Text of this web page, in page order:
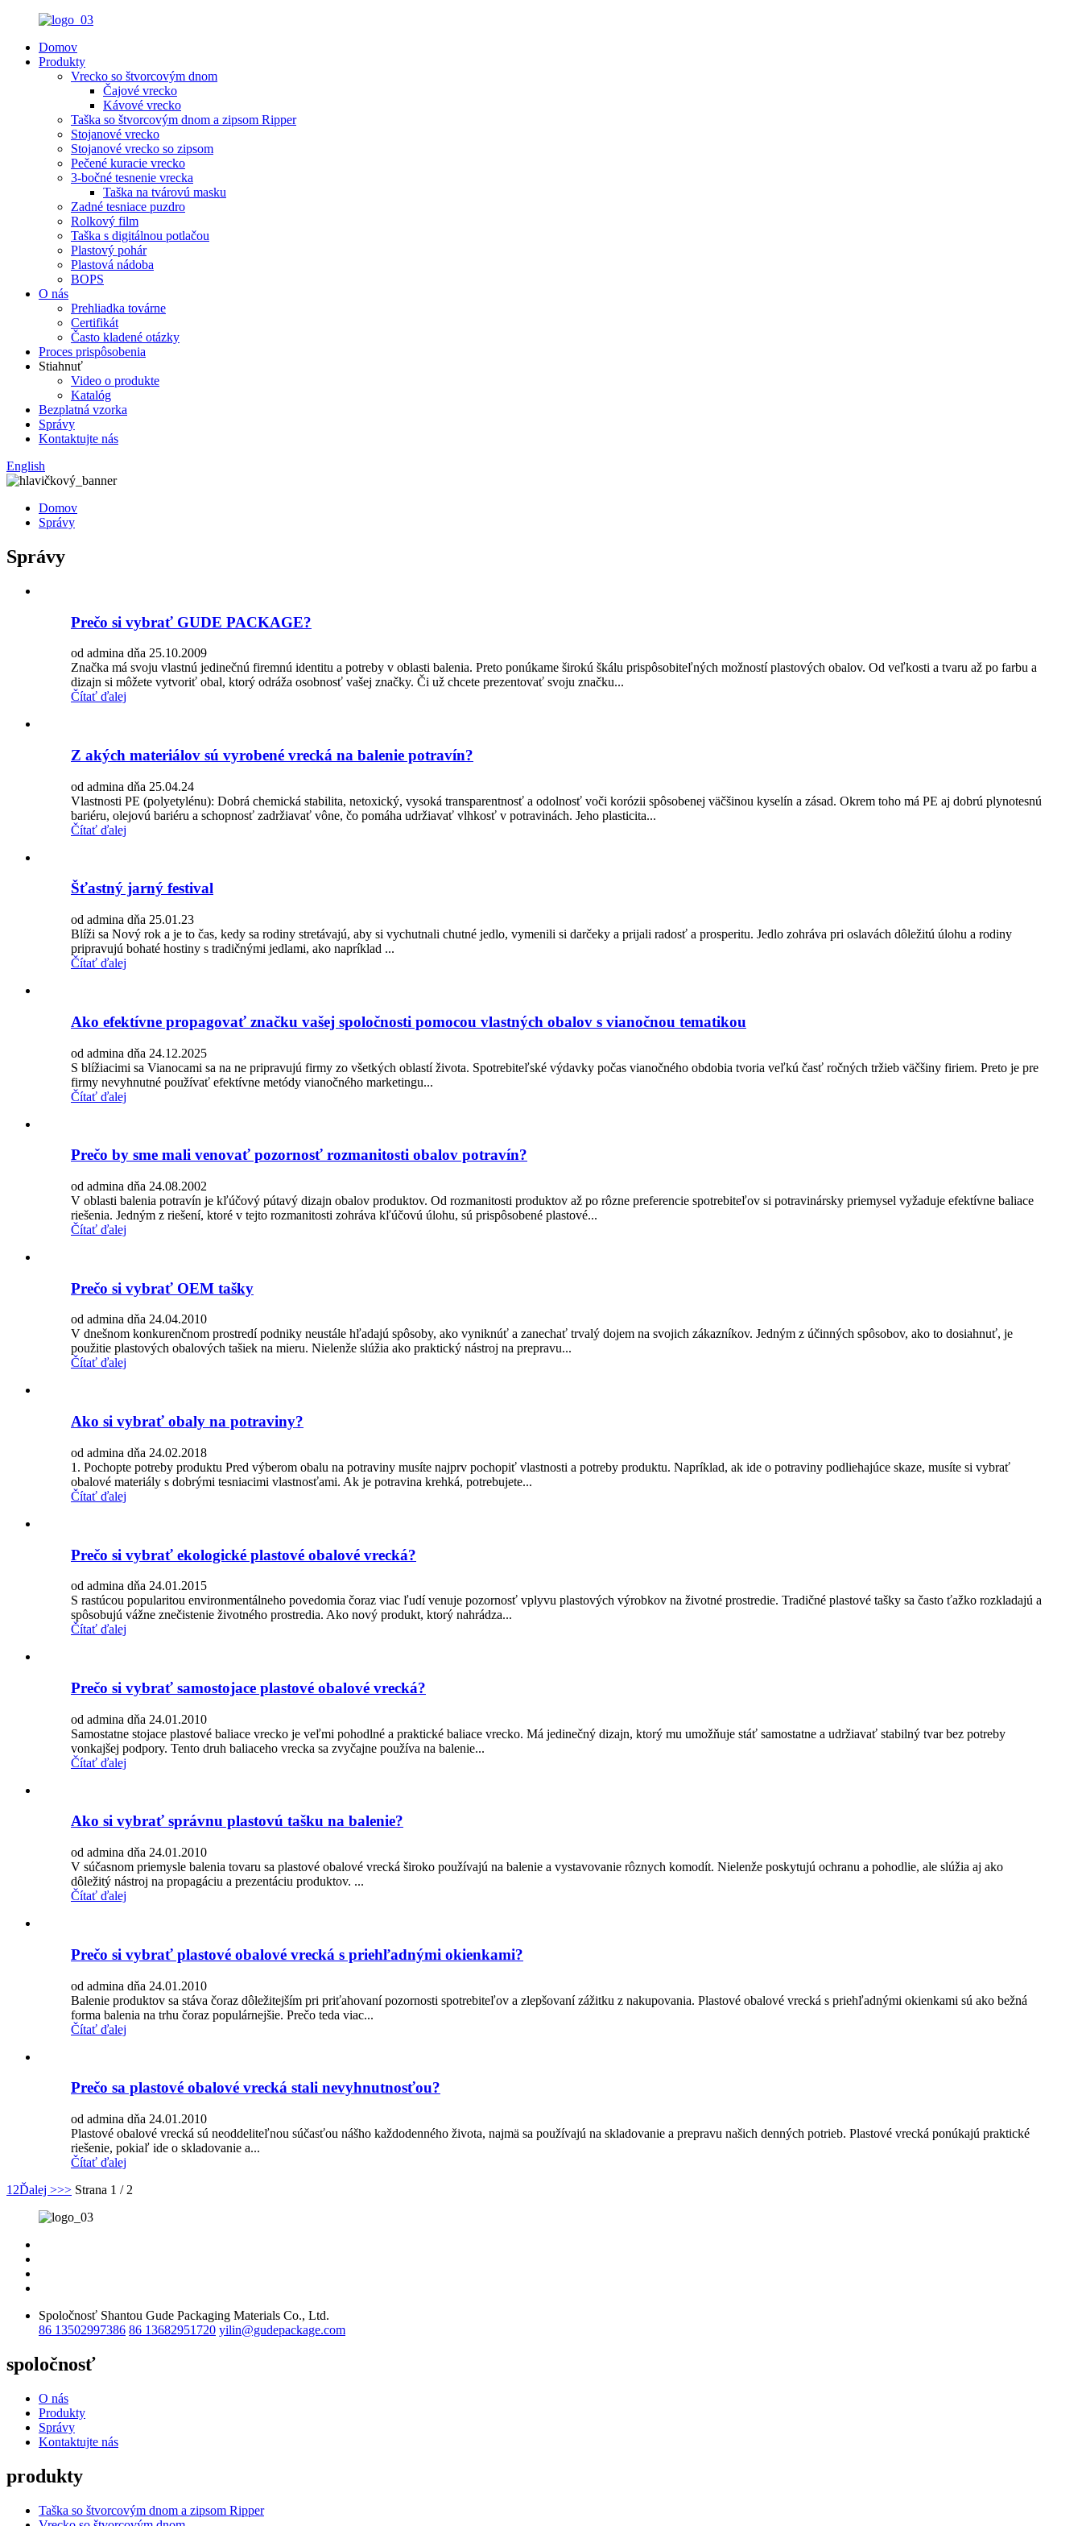
Domov
Produkty
Vrecko so štvorcovým dnom
Čajové vrecko
Kávové vrecko
Taška so štvorcovým dnom a zipsom Ripper
Stojanové vrecko
Stojanové vrecko so zipsom
Pečené kuracie vrecko
3-bočné tesnenie vrecka
Taška na tvárovú masku
Zadné tesniace puzdro
Rolkový film
Taška s digitálnou potlačou
Plastový pohár
Plastová nádoba
BOPS
O nás
Prehliadka továrne
Certifikát
Často kladené otázky
Proces prispôsobenia
Stiahnuť
Video o produkte
Katalóg
Bezplatná vzorka
Správy
Kontaktujte nás
English
Domov
Správy
Správy
Prečo si vybrať GUDE PACKAGE?
od admina dňa 25.10.2009
Značka má svoju vlastnú jedinečnú firemnú identitu a potreby v oblasti balenia. Preto ponúkame širokú škálu prispôsobiteľných možností plastových obalov. Od veľkosti a tvaru až po farbu a
dizajn si môžete vytvoriť obal, ktorý odráža osobnosť vašej značky. Či už chcete prezentovať svoju značku...
Čítať ďalej
Z akých materiálov sú vyrobené vrecká na balenie potravín?
od admina dňa 25.04.24
Vlastnosti PE (polyetylénu): Dobrá chemická stabilita, netoxický, vysoká transparentnosť a odolnosť voči korózii spôsobenej väčšinou kyselín a zásad. Okrem toho má PE aj dobrú plynotesnú
bariéru, olejovú bariéru a schopnosť zadržiavať vône, čo pomáha udržiavať vlhkosť v potravinách. Jeho plasticita...
Čítať ďalej
Šťastný jarný festival
od admina dňa 25.01.23
Blíži sa Nový rok a je to čas, kedy sa rodiny stretávajú, aby si vychutnali chutné jedlo, vymenili si darčeky a prijali radosť a prosperitu. Jedlo zohráva pri oslavách dôležitú úlohu a rodiny
pripravujú bohaté hostiny s tradičnými jedlami, ako napríklad ...
Čítať ďalej
Ako efektívne propagovať značku vašej spoločnosti pomocou vlastných obalov s vianočnou tematikou
od admina dňa 24.12.2025
S blížiacimi sa Vianocami sa na ne pripravujú firmy zo všetkých oblastí života. Spotrebiteľské výdavky počas vianočného obdobia tvoria veľkú časť ročných tržieb väčšiny firiem. Preto je pre
firmy nevyhnutné používať efektívne metódy vianočného marketingu...
Čítať ďalej
Prečo by sme mali venovať pozornosť rozmanitosti obalov potravín?
od admina dňa 24.08.2002
V oblasti balenia potravín je kľúčový pútavý dizajn obalov produktov. Od rozmanitosti produktov až po rôzne preferencie spotrebiteľov si potravinársky priemysel vyžaduje efektívne baliace
riešenia. Jedným z riešení, ktoré v tejto rozmanitosti zohráva kľúčovú úlohu, sú prispôsobené plastové...
Čítať ďalej
Prečo si vybrať OEM tašky
od admina dňa 24.04.2010
V dnešnom konkurenčnom prostredí podniky neustále hľadajú spôsoby, ako vyniknúť a zanechať trvalý dojem na svojich zákazníkov. Jedným z účinných spôsobov, ako to dosiahnuť, je
použitie plastových obalových tašiek na mieru. Nielenže slúžia ako praktický nástroj na prepravu...
Čítať ďalej
Ako si vybrať obaly na potraviny?
od admina dňa 24.02.2018
1. Pochopte potreby produktu Pred výberom obalu na potraviny musíte najprv pochopiť vlastnosti a potreby produktu. Napríklad, ak ide o potraviny podliehajúce skaze, musíte si vybrať
obalové materiály s dobrými tesniacimi vlastnosťami. Ak je potravina krehká, potrebujete...
Čítať ďalej
Prečo si vybrať ekologické plastové obalové vrecká?
od admina dňa 24.01.2015
S rastúcou popularitou environmentálneho povedomia čoraz viac ľudí venuje pozornosť vplyvu plastových výrobkov na životné prostredie. Tradičné plastové tašky sa často ťažko rozkladajú a
spôsobujú vážne znečistenie životného prostredia. Ako nový produkt, ktorý nahrádza...
Čítať ďalej
Prečo si vybrať samostojace plastové obalové vrecká?
od admina dňa 24.01.2010
Samostatne stojace plastové baliace vrecko je veľmi pohodlné a praktické baliace vrecko. Má jedinečný dizajn, ktorý mu umožňuje stáť samostatne a udržiavať stabilný tvar bez potreby
vonkajšej podpory. Tento druh baliaceho vrecka sa zvyčajne používa na balenie...
Čítať ďalej
Ako si vybrať správnu plastovú tašku na balenie?
od admina dňa 24.01.2010
V súčasnom priemysle balenia tovaru sa plastové obalové vrecká široko používajú na balenie a vystavovanie rôznych komodít. Nielenže poskytujú ochranu a pohodlie, ale slúžia aj ako
dôležitý nástroj na propagáciu a prezentáciu produktov. ...
Čítať ďalej
Prečo si vybrať plastové obalové vrecká s priehľadnými okienkami?
od admina dňa 24.01.2010
Balenie produktov sa stáva čoraz dôležitejším pri priťahovaní pozornosti spotrebiteľov a zlepšovaní zážitku z nakupovania. Plastové obalové vrecká s priehľadnými okienkami sú ako bežná
forma balenia na trhu čoraz populárnejšie. Prečo teda viac...
Čítať ďalej
Prečo sa plastové obalové vrecká stali nevyhnutnosťou?
od admina dňa 24.01.2010
Plastové obalové vrecká sú neoddeliteľnou súčasťou nášho každodenného života, najmä sa používajú na skladovanie a prepravu našich denných potrieb. Plastové vrecká ponúkajú praktické
riešenie, pokiaľ ide o skladovanie a...
Čítať ďalej
1 2Ďalej >>> Strana 1 / 2
Spoločnosť Shantou Gude Packaging Materials Co., Ltd.
86 13502997386 86 13682951720 yilin@gudepackage.com
spoločnosť
O nás
Produkty
Správy
Kontaktujte nás
produkty
Taška so štvorcovým dnom a zipsom Ripper